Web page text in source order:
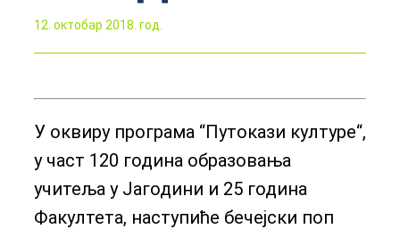
12. октобар 2018. год.
У оквиру програма “Путокази културе“,
у част 120 година образовања
учитеља у Јагодини и 25 година
Факултета, наступиће бечејски поп